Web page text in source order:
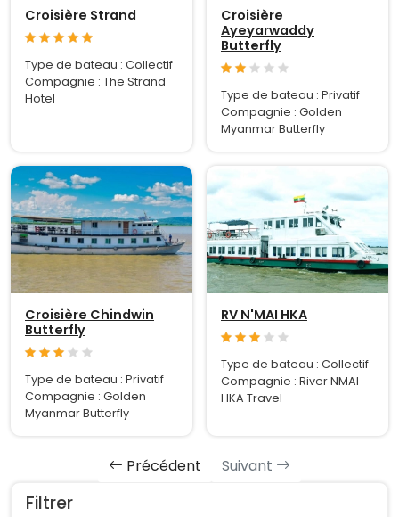
Filtrer
Croisière Strand
Type de bateau : Collectif
Compagnie : The Strand
Hotel
Croisière
Ayeyarwaddy
Butterfly
Type de bateau : Privatif
Compagnie : Golden
Myanmar Butterfly
Croisière Chindwin
Butterfly
Type de bateau : Privatif
Compagnie : Golden
Myanmar Butterfly
RV N'MAI HKA
Type de bateau : Collectif
Compagnie : River NMAI
HKA Travel
Précédent Suivant